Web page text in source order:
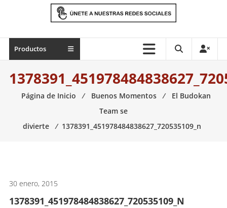
marciales
Todo
necesario
para
artes
Productos
Página de Inicio ⁄ Buenos Momentos ⁄
El Budokan
Team se
divierte
⁄ 1378391_451978484838627_720535109_n
30 enero, 2015
1378391_451978484838627_720535109_N